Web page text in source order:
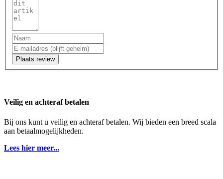
Plaats review
Veilig en achteraf betalen
Bij ons kunt u veilig en achteraf betalen. Wij bieden een breed scala
aan betaalmogelijkheden.
Lees hier meer...